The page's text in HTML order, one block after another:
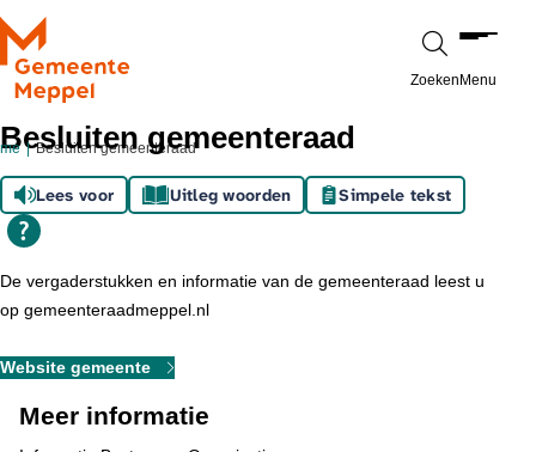
Ga naar de inhoud
Zoeken Menu
Besluiten gemeenteraad
Besluiten gemeenteraad
Lees voor Uitleg woorden Simpele tekst
De vergaderstukken en informatie van de gemeenteraad leest u
op gemeenteraadmeppel.nl
Website gemeente
Meer informatie